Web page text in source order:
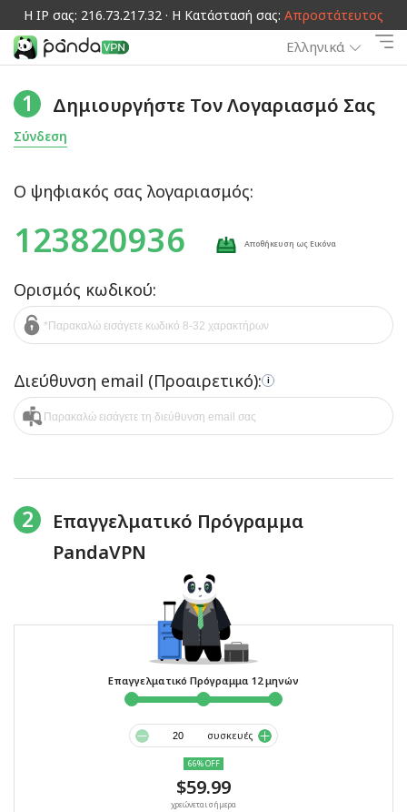
Η IP σας: 216.73.217.32 · Η Κατάστασή σας: Απροστάτευτος
Ελληνικά
1 Δημιουργήστε Τον Λογαριασμό Σας
Σύνδεση
Ο ψηφιακός σας λογαριασμός:
123820936 Αποθήκευση ως Εικόνα
Ορισμός κωδικού:
Διεύθυνση email (Προαιρετικό): i
2
Επαγγελματικό Πρόγραμμα
PandaVPN
Επαγγελματικό Πρόγραμμα 12 μηνών
συσκευές
66% OFF
$59.99
χρεώνεται σήμερα